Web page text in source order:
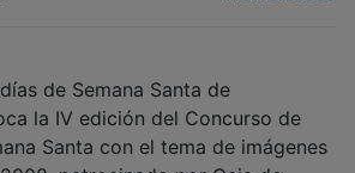
de Semana Santa de
la IV edición del Concurso de
Santa con el tema de imágenes
patrocinado por Caja de